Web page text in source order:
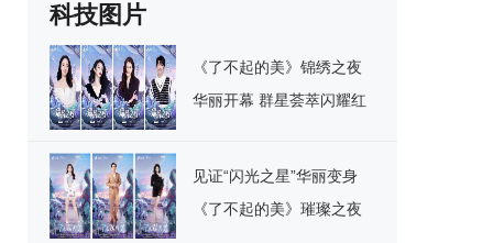
科技图片
《了不起的美》锦绣之夜
华丽开幕 群星荟萃闪耀红
见证“闪光之星”华丽变身
《了不起的美》璀璨之夜